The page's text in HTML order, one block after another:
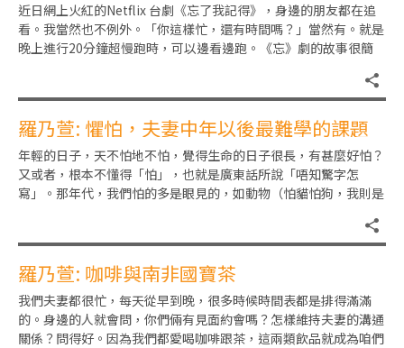
近日網上火紅的Netflix 台劇《忘了我記得》，身邊的朋友都在追
看。我當然也不例外。「你這樣忙，還有時間嗎？」當然有。就是
晚上進行20分鐘超慢跑時，可以邊看邊跑。《忘》劇的故事很簡
羅乃萱: 懼怕，夫妻中年以後最難學的課題
年輕的日子，天不怕地不怕，覺得生命的日子很長，有甚麼好怕？
又或者，根本不懂得「怕」，也就是廣東話所說「唔知驚字怎
寫」。那年代，我們怕的多是眼見的，如動物（怕貓怕狗，我則是
羅乃萱: 咖啡與南非國寶茶
我們夫妻都很忙，每天從早到晚，很多時候時間表都是排得滿滿
的。身邊的人就會問，你們倆有見面約會嗎？怎樣維持夫妻的溝通
關係？問得好。因為我們都愛喝咖啡跟茶，這兩類飲品就成為咱們